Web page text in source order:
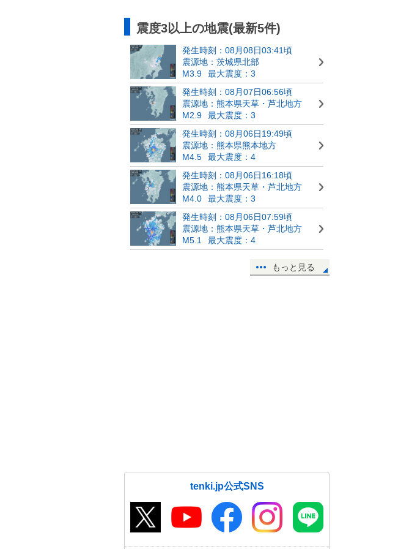
震度3以上の地震(最新5件)
発生時刻：08月08日03:41頃
震源地：茨城県北部
M3.9
最大震度：3
発生時刻：08月07日06:56頃
震源地：熊本県天草・芦北地方
M2.9
最大震度：3
発生時刻：08月06日19:49頃
震源地：熊本県熊本地方
M4.5
最大震度：4
発生時刻：08月06日16:18頃
震源地：熊本県天草・芦北地方
M4.0
最大震度：3
発生時刻：08月06日07:59頃
震源地：熊本県天草・芦北地方
M5.1
最大震度：4
もっと見る
tenki.jp公式SNS